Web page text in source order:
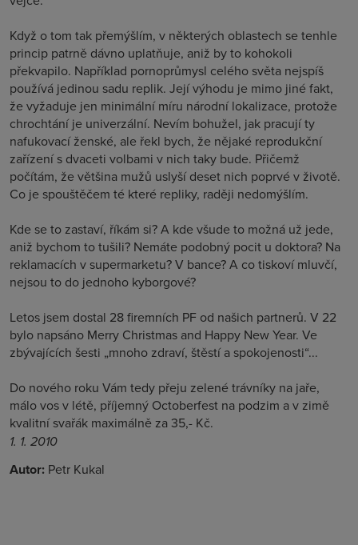
Když o tom tak přemýšlím, v některých oblastech se tenhle
princip patrně dávno uplatňuje, aniž by to kohokoli
překvapilo. Například pornoprůmysl celého světa nejspíš
používá jedinou sadu replik. Její výhodu je mimo jiné fakt,
že vyžaduje jen minimální míru národní lokalizace, protože
chrochtání je univerzální. Nevím bohužel, jak pracují ty
nafukovací ženské, ale řekl bych, že nějaké reprodukční
zařízení s dvaceti volbami v nich taky bude. Přičemž
počítám, že většina mužů uslyší deset nich poprvé v životě.
Co je spouštěčem té které repliky, raději nedomýšlím.
Kde se to zastaví, říkám si? A kde všude to možná už jede,
aniž bychom to tušili? Nemáte podobný pocit u doktora? Na
reklamacích v supermarketu? V bance? A co tiskoví mluvčí,
nejsou to do jednoho kyborgové?
Letos jsem dostal 28 firemních PF od našich partnerů. V 22
bylo napsáno Merry Christmas and Happy New Year. Ve
zbývajících šesti „mnoho zdraví, štěstí a spokojenosti“...
Do nového roku Vám tedy přeju zelené trávníky na jaře,
málo vos v létě, příjemný Octoberfest na podzim a v zimě
kvalitní svařák maximálně za 35,- Kč.
1. 1. 2010
Autor: Petr Kukal